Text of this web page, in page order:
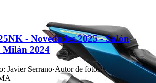
- Novedades 2025 - Salón
2024
: Javier Serrano·Autor de fotos: